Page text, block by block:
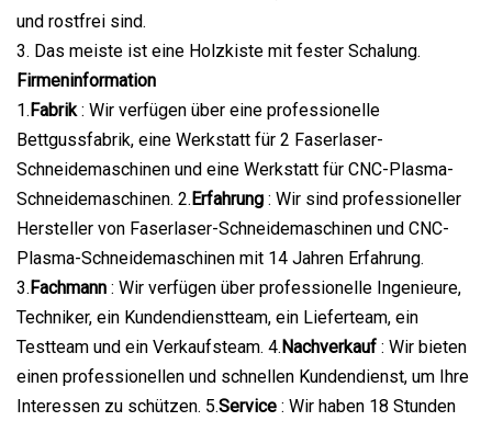
und rostfrei sind.
3. Das meiste ist eine Holzkiste mit fester Schalung.
Firmeninformation
1.Fabrik : Wir verfügen über eine professionelle
Bettgussfabrik, eine Werkstatt für 2 Faserlaser-
Schneidemaschinen und eine Werkstatt für CNC-Plasma-
Schneidemaschinen. 2.Erfahrung : Wir sind professioneller
Hersteller von Faserlaser-Schneidemaschinen und CNC-
Plasma-Schneidemaschinen mit 14 Jahren Erfahrung.
3.Fachmann : Wir verfügen über professionelle Ingenieure,
Techniker, ein Kundendienstteam, ein Lieferteam, ein
Testteam und ein Verkaufsteam. 4.Nachverkauf : Wir bieten
einen professionellen und schnellen Kundendienst, um Ihre
Interessen zu schützen. 5.Service : Wir haben 18 Stunden